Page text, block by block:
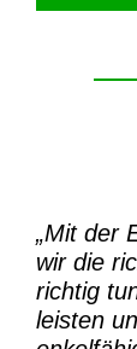
„Mit der
wir die
richtig
leisten